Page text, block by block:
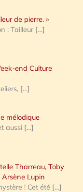
de pierre. »
: Tailleur […]
end Culture
[…]
mélodique
aussi […]
Tharreau, Toby
Arsène Lupin
! Cet été […]